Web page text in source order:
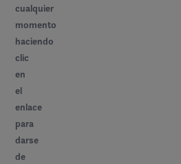
cualquier
momento
haciendo
clic
en
el
enlace
para
darse
de